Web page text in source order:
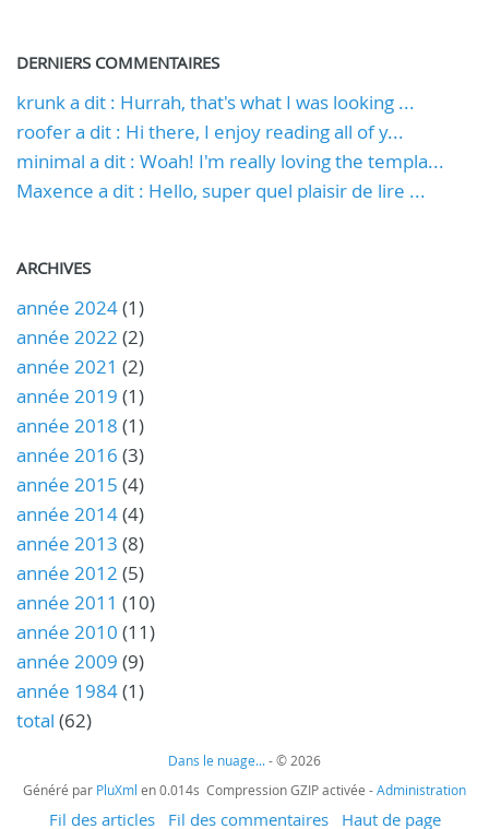
DERNIERS COMMENTAIRES
krunk a dit : Hurrah, that's what I was looking ...
roofer a dit : Hi there, I enjoy reading all of y...
minimal a dit : Woah! I'm really loving the templa...
Maxence a dit : Hello, super quel plaisir de lire ...
ARCHIVES
année 2024(1)
année 2022 (2)
année 2021 (2)
année 2019 (1)
année 2018 (1)
année 2016 (3)
année 2015 (4)
année 2014(4)
année 2013 (8)
année 2012 (5)
année 2011 (10)
année 2010 (11)
année 2009 (9)
année 1984(1)
total (62)
Dans le nuage...- © 2026
Généré par PluXml en 0.014s Compression GZIP activée -Administration
Fil des articles Fil des commentaires Haut de page